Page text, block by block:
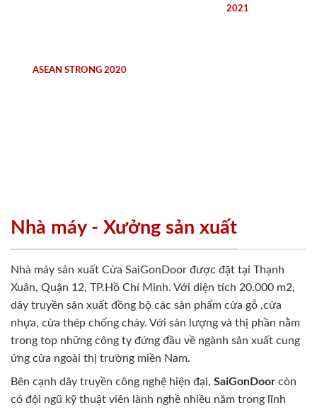
2021
ASEAN STRONG 2020
Nhà máy - Xưởng sản xuất
Nhà máy sản xuất Cửa SaiGonDoor được đặt tại Thạnh
Xuân, Quận 12, TP.Hồ Chí Minh. Với diện tích 20.000 m2,
dây truyền sản xuất đồng bộ các sản phẩm cửa gỗ ,cửa
nhựa, cửa thép chống cháy. Với sản lượng và thị phần nằm
trong top những công ty đứng đầu về ngành sản xuất cung
ứng cửa ngoài thị trường miền Nam.
Bên cạnh dây truyền công nghệ hiện đại, SaiGonDoor còn
có đội ngũ kỹ thuật viên lành nghề nhiều năm trong lĩnh